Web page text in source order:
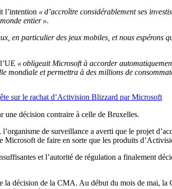
l’intention « d’accroître considérablement ses
entier ».
en particulier des jeux mobiles, et nous espérons
« obligeait Microsoft à accorder
mondiale et permettra à des millions de
sur le rachat d’Activision Blizzard par Microsoft
décision contraire à celle de Bruxelles.
de surveillance a averti que le projet
Microsoft de faire en sorte que les produits
et l’autorité de régulation a finalement
la décision de la CMA. Au début du mois de mai,